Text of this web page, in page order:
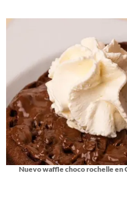
Nuevo waffle choco rochelle en